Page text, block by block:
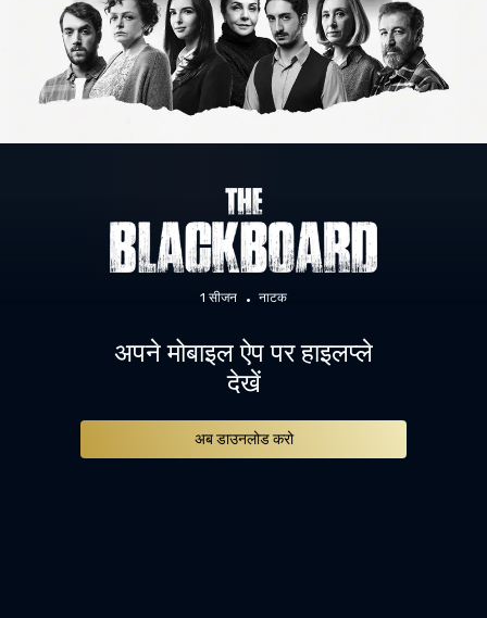
1 सीजन नाटक
अपने मोबाइल ऐप पर हाइलप्ले
देखें
अब डाउनलोड करो